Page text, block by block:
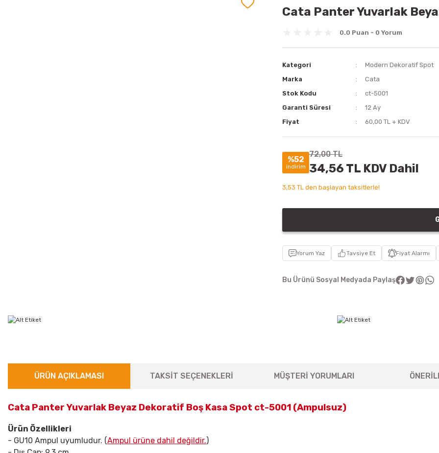
Cata Panter Yuvarlak
0.0 Puan - 0 Yorum
Kategori
Modern Dekoratif Spot
Marka
Cata
Stok Kodu
ct-5001
Garanti Süresi
12 Ay
Fiyat
60,00 TL + KDV
%52
indirim
72,00 TL
34,56 TL KDV Dahil
3,53 TL den başlayan taksitlerle!
Yorum Yaz Tavsiye Et Fiyat Alarmı
Bu Ürünü Sosyal Medyada Paylaş
ÜRÜN AÇIKLAMASI TAKSİT SEÇENEKLERİ MÜŞTERİ YORUMLARI
Cata Panter Yuvarlak Beyaz Dekoratif Boş Kasa Spot ct-5001 (Ampulsuz)
Ürün Özellikleri
- GU10 Ampul uyumludur. (Ampul ürüne dahil değildir.)